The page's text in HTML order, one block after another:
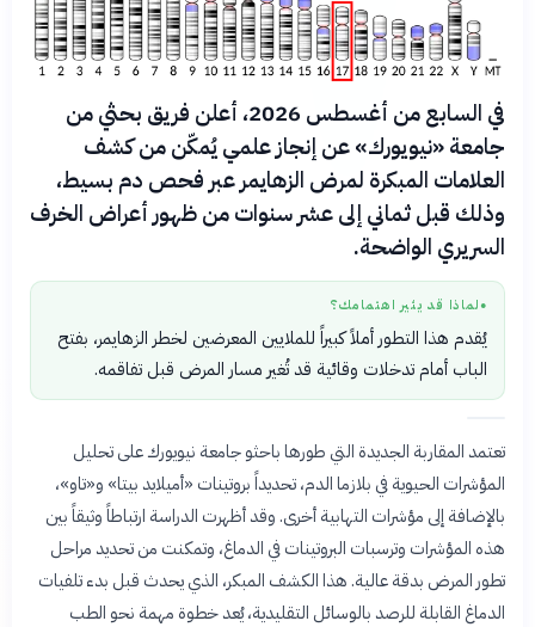
في السابع من أغسطس 2026، أعلن فريق بحثي من
جامعة «نيويورك» عن إنجاز علمي يُمكّن من كشف
العلامات المبكرة لمرض الزهايمر عبر فحص دم بسيط،
وذلك قبل ثماني إلى عشر سنوات من ظهور أعراض الخرف
السريري الواضحة.
● لماذا قد يثير اهتمامك؟
يُقدم هذا التطور أملاً كبيراً للملايين المعرضين لخطر الزهايمر، بفتح
الباب أمام تدخلات وقائية قد تُغير مسار المرض قبل تفاقمه.
تعتمد المقاربة الجديدة التي طورها باحثو جامعة نيويورك على تحليل
المؤشرات الحيوية في بلازما الدم، تحديداً بروتينات «أميلايد بيتا» و«تاو»،
بالإضافة إلى مؤشرات التهابية أخرى. وقد أظهرت الدراسة ارتباطاً وثيقاً بين
هذه المؤشرات وترسبات البروتينات في الدماغ، وتمكنت من تحديد مراحل
تطور المرض بدقة عالية. هذا الكشف المبكر، الذي يحدث قبل بدء تلفيات
الدماغ القابلة للرصد بالوسائل التقليدية، يُعد خطوة مهمة نحو الطب